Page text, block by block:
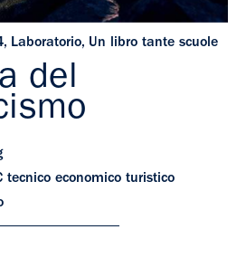
, Laboratorio, Un libro tante scuole
del
tecnico economico turistico